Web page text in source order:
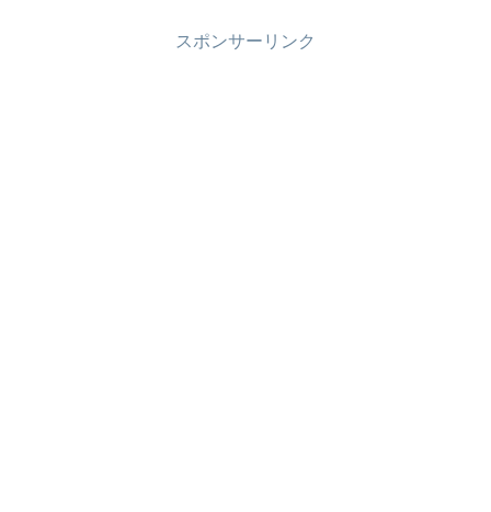
スポンサーリンク